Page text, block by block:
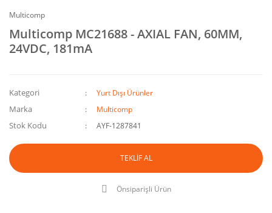
Multicomp
Multicomp MC21688 - AXIAL FAN, 60MM,
24VDC, 181mA
Kategori Yurt Dışı Ürünler
Marka Multicomp
Stok Kodu AYF-1287841
TEKLİF AL
Önsiparişli Ürün